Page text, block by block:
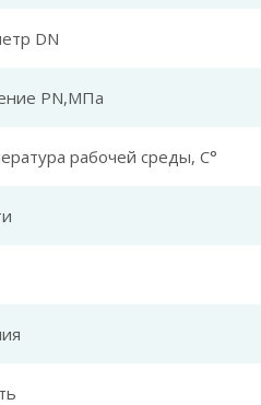
DN
PN,МПа
рабочей среды, С°